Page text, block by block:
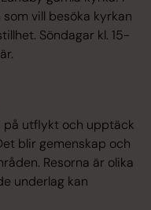
vill besöka kyrkan
Söndagar kl. 15-
på utflykt och upptäck
blir gemenskap och
Resorna är olika
underlag kan